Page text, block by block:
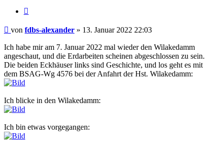
Ungelesener
von fdbs-alexander » 13. Januar 2022 22:03
Ich habe mir am 7. Januar 2022 mal wieder den Wilakedamm
angeschaut, und die Erdarbeiten scheinen abgeschlossen zu sein.
Die beiden Eckhäuser links sind Geschichte, und los geht es mit
dem BSAG-Wg 4576 bei der Anfahrt der Hst. Wilakedamm:
Ich blicke in den Wilakedamm:
Ich bin etwas vorgegangen: